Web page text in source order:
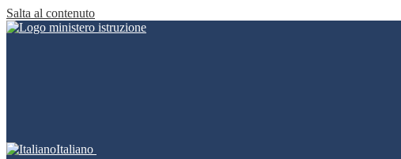
Salta al contenuto
Italiano